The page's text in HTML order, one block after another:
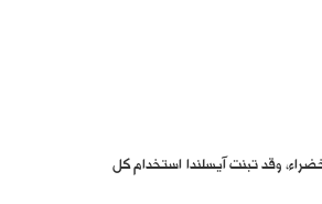
من مصادر خضراء، وقد تبنت آيسلندا استخدام كل